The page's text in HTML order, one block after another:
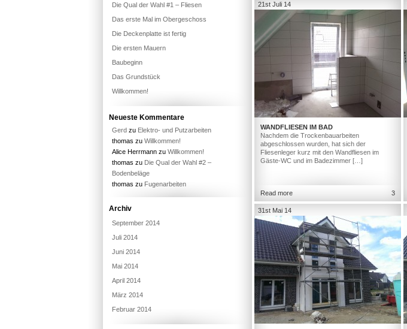
21st Juli 14
WANDFLIESEN IM BAD
Nachdem die Trockenbauarbeiten
abgeschlossen wurden, hat sich der
Fliesenleger kurz mit den Wandfliesen im
Gäste-WC und im Badezimmer […]
Read more 3
31st Mai 14
Die Qual der Wahl #1 – Fliesen
Das erste Mal im Obergeschoss
Die Deckenplatte ist fertig
Die ersten Mauern
Baubeginn
Das Grundstück
Willkommen!
Neueste Kommentare
Gerd zu Elektro- und Putzarbeiten
thomas zu Willkommen!
Alice Herrmann zu Willkommen!
thomas zu Die Qual der Wahl #2 –
Bodenbeläge
thomas zu Fugenarbeiten
Archiv
September 2014
Juli 2014
Juni 2014
Mai 2014
April 2014
März 2014
Februar 2014